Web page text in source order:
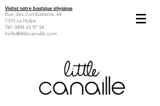
Visitez notre boutique physique
Rue des Combattants, 64
1310 La Hulpe
Tél: 0494 63 97 54
hello@littlecanaille.com